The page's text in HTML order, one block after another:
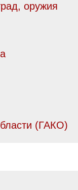
оружия
(ГАКО)